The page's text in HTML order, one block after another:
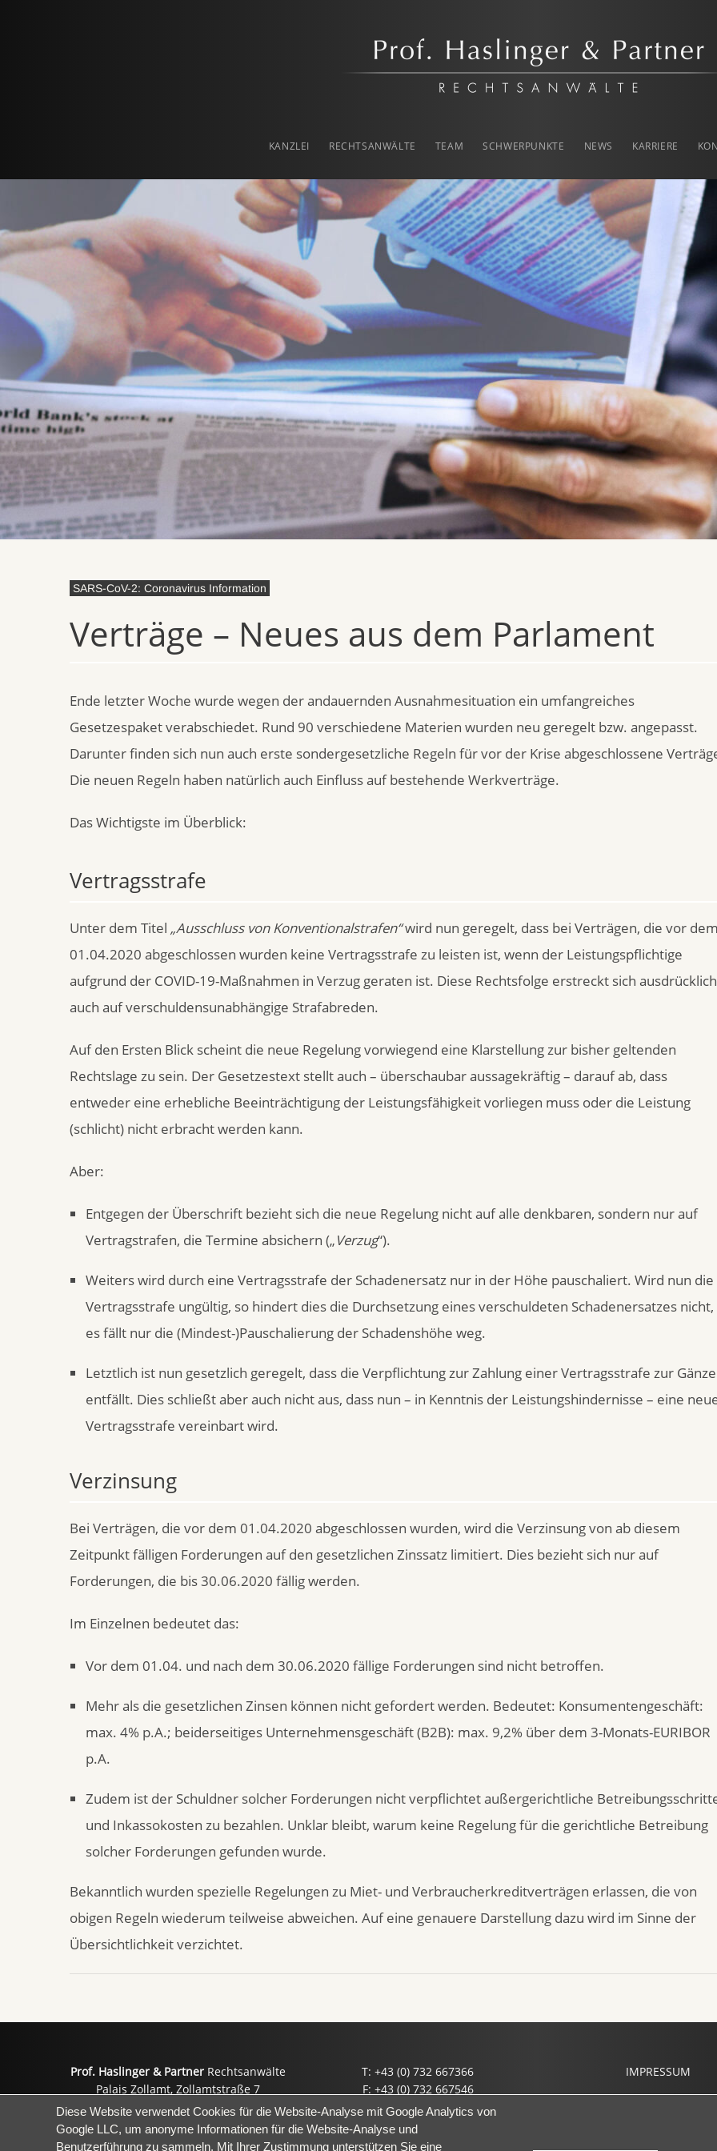
KANZLEI RECHTSANWÄLTE TEAM SCHWERPUNKTE NEWS KARRIERE
SARS-CoV-2: Coronavirus Information
Verträge – Neues aus dem Parlament
Ende letzter Woche wurde wegen der andauernden Ausnahmesituation ein umfangreiches
Gesetzespaket verabschiedet. Rund 90 verschiedene Materien wurden neu geregelt bzw. angepasst.
Darunter finden sich nun auch erste sondergesetzliche Regeln für vor der Krise abgeschlossene
Die neuen Regeln haben natürlich auch Einfluss auf bestehende Werkverträge.
Das Wichtigste im Überblick:
Vertragsstrafe
Unter dem Titel „Ausschluss von Konventionalstrafen“wird nun geregelt, dass bei Verträgen, die vor
01.04.2020 abgeschlossen wurden keine Vertragsstrafe zu leisten ist, wenn der Leistungspflichtige
aufgrund der COVID-19-Maßnahmen in Verzug geraten ist. Diese Rechtsfolge erstreckt sich ausdrücklich
auch auf verschuldensunabhängige Strafabreden.
Auf den Ersten Blick scheint die neue Regelung vorwiegend eine Klarstellung zur bisher geltenden
Rechtslage zu sein. Der Gesetzestext stellt auch – überschaubar aussagekräftig – darauf ab, dass
entweder eine erhebliche Beeinträchtigung der Leistungsfähigkeit vorliegen muss oder die Leistung
(schlicht) nicht erbracht werden kann.
Aber:
Entgegen der Überschrift bezieht sich die neue Regelung nicht auf alle denkbaren, sondern nur auf
Vertragstrafen, die Termine absichern („Verzug“).
Weiters wird durch eine Vertragsstrafe der Schadenersatz nur in der Höhe pauschaliert. Wird nun die
Vertragsstrafe ungültig, so hindert dies die Durchsetzung eines verschuldeten Schadenersatzes nicht,
es fällt nur die (Mindest-)Pauschalierung der Schadenshöhe weg.
Letztlich ist nun gesetzlich geregelt, dass die Verpflichtung zur Zahlung einer Vertragsstrafe zur Gänze
entfällt. Dies schließt aber auch nicht aus, dass nun – in Kenntnis der Leistungshindernisse – eine
Vertragsstrafe vereinbart wird.
Verzinsung
Bei Verträgen, die vor dem 01.04.2020 abgeschlossen wurden, wird die Verzinsung von ab diesem
Zeitpunkt fälligen Forderungen auf den gesetzlichen Zinssatz limitiert. Dies bezieht sich nur auf
Forderungen, die bis 30.06.2020 fällig werden.
Im Einzelnen bedeutet das:
Vor dem 01.04. und nach dem 30.06.2020 fällige Forderungen sind nicht betroffen.
Mehr als die gesetzlichen Zinsen können nicht gefordert werden. Bedeutet: Konsumentengeschäft:
max. 4% p.A.; beiderseitiges Unternehmensgeschäft (B2B): max. 9,2% über dem 3-Monats-EURIBOR
p.A.
Zudem ist der Schuldner solcher Forderungen nicht verpflichtet außergerichtliche
und Inkassokosten zu bezahlen. Unklar bleibt, warum keine Regelung für die gerichtliche Betreibung
solcher Forderungen gefunden wurde.
Bekanntlich wurden spezielle Regelungen zu Miet- und Verbraucherkreditverträgen erlassen, die von
obigen Regeln wiederum teilweise abweichen. Auf eine genauere Darstellung dazu wird im Sinne der
Übersichtlichkeit verzichtet.
Prof. Haslinger & Partner Rechtsanwälte
Palais Zollamt, Zollamtstraße 7
A-4020 Linz
T: +43 (0) 732 667366
F: +43 (0) 732 667546
E-Mail: office@prof-haslinger.at
IMPRESSUM
Diese Website verwendet Cookies für die Website-Analyse mit Google Analytics von
Google LLC, um anonyme Informationen für die Website-Analyse und
Benutzerführung zu sammeln. Mit Ihrer Zustimmung unterstützen Sie eine